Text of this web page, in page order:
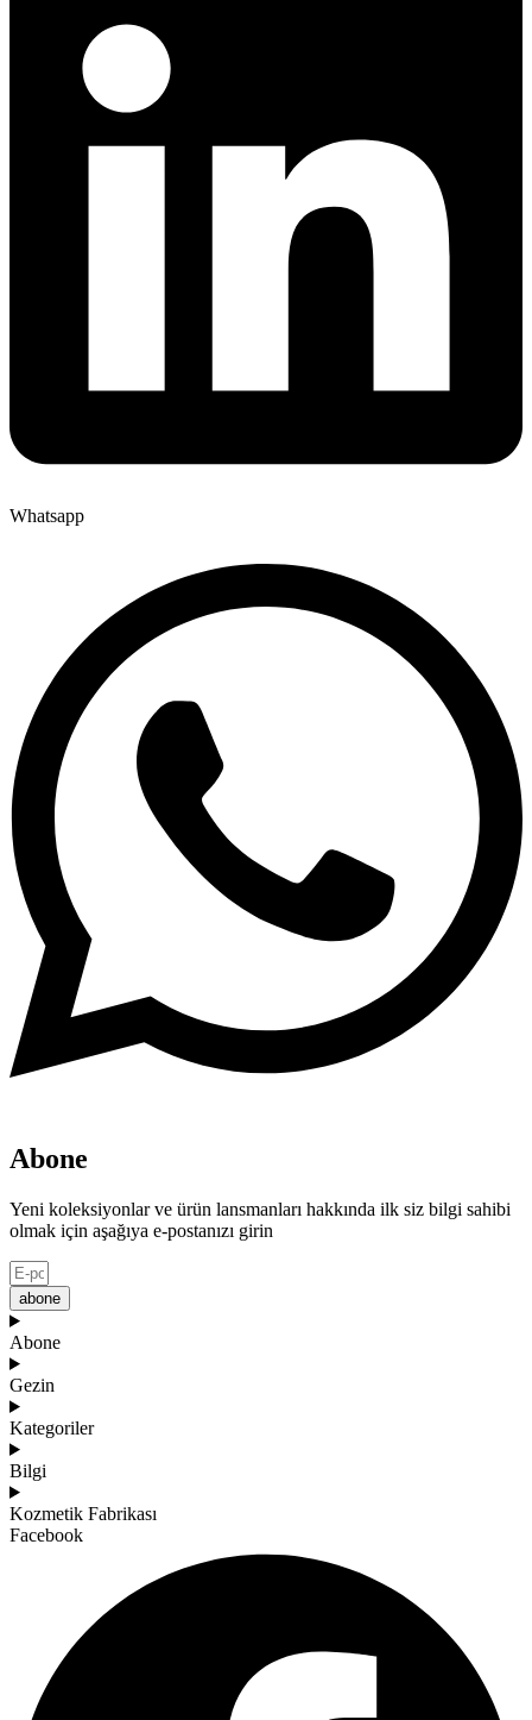
Whatsapp
Abone
Yeni koleksiyonlar ve ürün lansmanları hakkında ilk siz bilgi sahibi
olmak için aşağıya e-postanızı girin
abone
Abone
Gezin
Kategoriler
Bilgi
Kozmetik Fabrikası
Facebook